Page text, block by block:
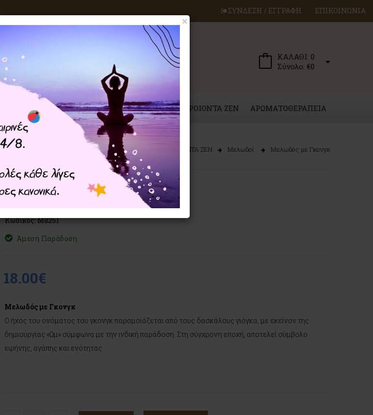
ΣΥΝΔΕΣΗ / ΕΓΓΡΑΦΗ ΕΠΙΚΟΙΝΩΝΙΑ
ΚΑΛΑΘΙ: 0
Σύνολο: €0
ΚΡΥΣΤΑΛΛΟΘΕΡΑΠΕΙΑ ΜΑΓΙΚΑ ΣΥΝΕΡΓΑ ΠΡΟΙΟΝΤΑ ZEN ΑΡΩΜΑΤΟΘΕΡΑΠΕΙΑ
Home ΠΡΟΙΟΝΤΑ ZEN Μελωδοί Μελωδός με Γκονγκ
Μελωδός με Γκονγκ
Κωδικός: M8251
Άμεση Παράδοση
18.00€
Μελωδός με Γκονγκ
Ο ήχος του ονόματος του γκονγκ παρομοιάζεται από τους δασκάλους γιόγκα, με εκείνον της
δημιουργίας «Ωμ» σύμφωνα με την ινδική παράδοση. Στη σύγχρονη εποχή, αποτελεί σύμβολο
ειρήνης, αγάπης και ενότητας.
×